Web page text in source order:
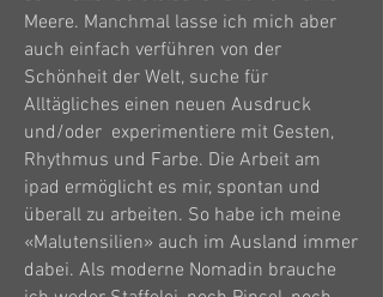
Meere. Manchmal lasse ich mich aber
auch einfach verführen von der
Schönheit der Welt, suche für
Alltägliches einen neuen Ausdruck
und/oder experimentiere mit Gesten,
Rhythmus und Farbe. Die Arbeit am
ipad ermöglicht es mir, spontan und
überall zu arbeiten. So habe ich meine
«Malutensilien» auch im Ausland immer
dabei. Als moderne Nomadin brauche